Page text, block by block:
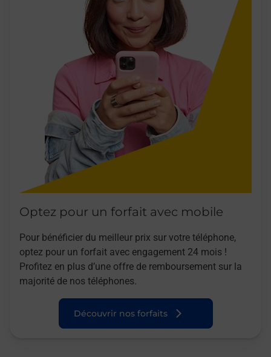
Optez pour un forfait avec mobile
Pour bénéficier du meilleur prix sur votre téléphone,
optez pour un forfait avec engagement 24 mois !
Profitez en plus d’une offre de remboursement sur la
majorité de nos téléphones.
Découvrir nos forfaits